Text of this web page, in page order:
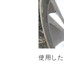
使用し